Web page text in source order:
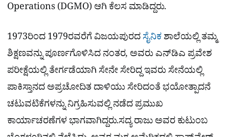
Operations (DGMO) ಆಗಿ ಕೆಲಸ ಮಾಡಿದ್ದರು.
1973ರಿಂದ 1979ರವರೆಗೆ ವಿಜಯಪುರದಸೈನಿಕಶಾಲೆಯಲ್ಲಿ ತಮ್ಮ
ಶಿಕ್ಷಣವನ್ನು ಪೂರ್ಣಗೊಳಿಸಿದ ನಂತರ, ಅವರು ಎನ್‌ಡಿಎ ಪ್ರವೇಶ
ಪರೀಕ್ಷೆಯಲ್ಲಿ ತೇರ್ಗಡೆಯಾಗಿ ಸೇನೇ ಸೇರಿದ್ದ ಇವರು ಸೇನೆಯಲ್ಲಿ
ಪಾಕಿಸ್ತಾನದ ಅಪ್ರಚೋದಿತ ದಾಳಿಯು ಸೇರಿದಂತೆ ಭಯೋತ್ಪಾದನೆ
ಚಟುವಟಿಕೆಗಳನ್ನು ನಿಗ್ರಹಿಸುವಲ್ಲಿ ನಡೆದ ಪ್ರಮುಖ
ಕಾರ್ಯಾಚರಣೆಗಳ ಭಾಗವಾಗಿದ್ದರು.ಸದ್ಯ ರಾಜು ಅವರ ಕುಟುಂಬ